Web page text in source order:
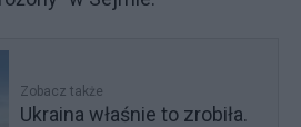
Zobacz także
Ukraina właśnie to zrobiła.